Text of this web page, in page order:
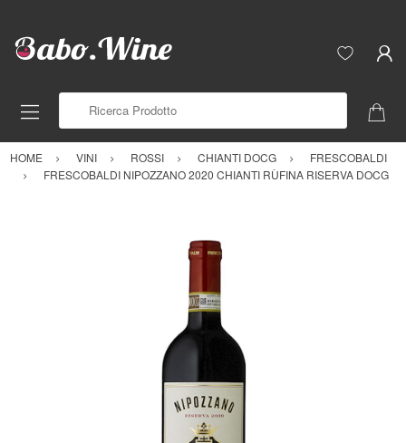
HOME VINI ROSSI CHIANTI DOCG
FRESCOBALDI
FRESCOBALDI NIPOZZANO 2020 CHIANTI RÙFINA RISERVA DOCG